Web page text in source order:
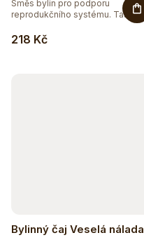
218 Kč
Směs bylin pro podporu
reprodukčního systému. Tato...
Bylinný čaj Veselá nálada